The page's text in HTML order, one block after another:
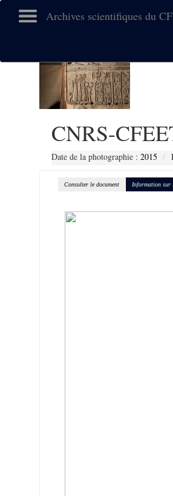
Archives scientifiques du
CNRS-
Date de la photographie : 2015
Consulter le document Information sur